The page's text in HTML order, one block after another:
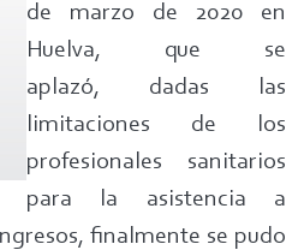
de marzo de 2020 en
Huelva, que se
aplazó, dadas las
limitaciones de los
profesionales sanitarios
para la asistencia a
finalmente se pudo